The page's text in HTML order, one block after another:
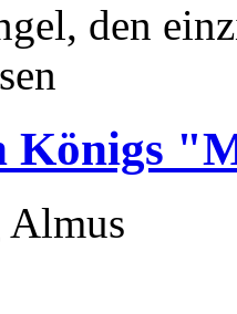
den
Königs
Almus